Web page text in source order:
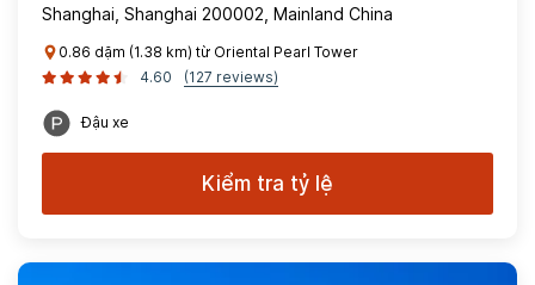
Shanghai, Shanghai 200002, Mainland China
0.86 dặm (1.38 km) từ Oriental Pearl Tower
4.60
(127 reviews)
Đậu xe
Kiểm tra tỷ lệ